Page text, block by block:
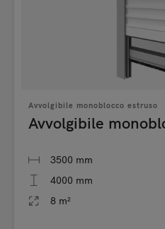
Avvolgibile monoblocco estruso
Avvolgibile
3500 mm
4000 mm
8 m²